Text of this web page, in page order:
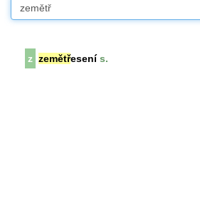
z zemětřesenís.